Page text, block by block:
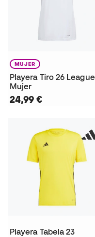
MUJER
Playera Tiro 26 League
Mujer
24,99 €
Playera Tabela 23